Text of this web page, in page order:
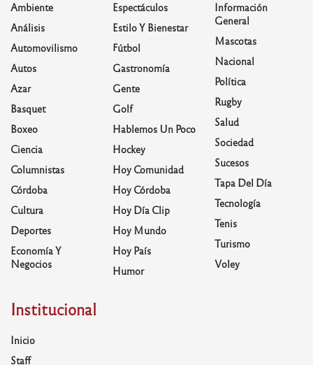
Ambiente
Análisis
Automovilismo
Autos
Azar
Basquet
Boxeo
Ciencia
Columnistas
Córdoba
Cultura
Deportes
Economía Y
Negocios
Espectáculos
Estilo Y Bienestar
Fútbol
Gastronomía
Gente
Golf
Hablemos Un Poco
Hockey
Hoy Comunidad
Hoy Córdoba
Hoy Día Clip
Hoy Mundo
Hoy País
Humor
Información
General
Mascotas
Nacional
Política
Rugby
Salud
Sociedad
Sucesos
Tapa Del Día
Tecnología
Tenis
Turismo
Voley
Institucional
Inicio
Staff